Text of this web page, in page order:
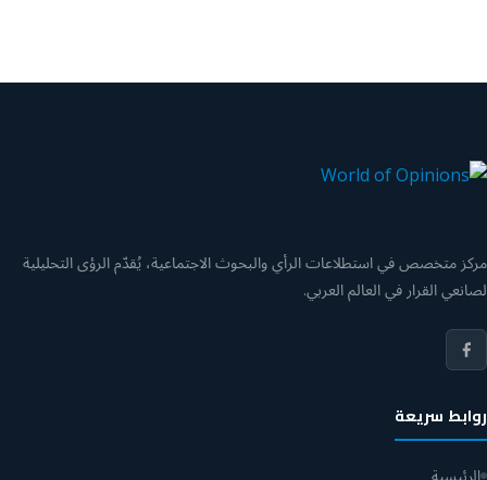
مركز متخصص في استطلاعات الرأي والبحوث الاجتماعية، يُقدّم الرؤى التحليلية
لصانعي القرار في العالم العربي.
روابط سريعة
الرئيسية